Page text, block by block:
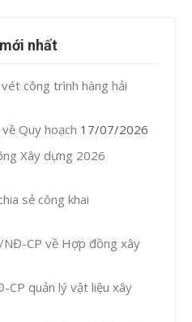
nhất
công trình hàng hải
Quy hoạch 17/07/2026
Xây dựng 2026
sẻ công khai
CP về Hợp đồng xây
quản lý vật liệu xây